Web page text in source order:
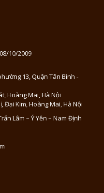
10/2009
13, Quận Tân Bình -
Hoàng Mai, Hà Nội
Đại Kim, Hoàng Mai, Hà Nội
Lâm – Ý Yên – Nam Định